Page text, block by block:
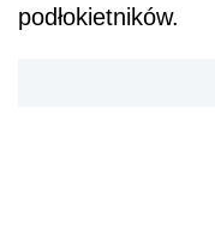
podłokietników.